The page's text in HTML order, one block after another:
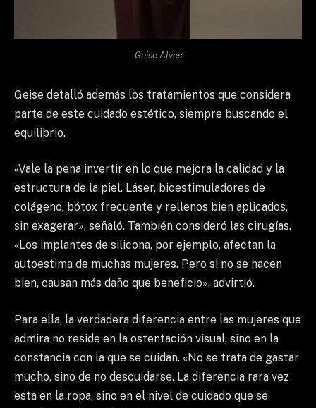
Geise Alves
Geise detalló además los tratamientos que considera
parte de este cuidado estético, siempre buscando el
equilibrio.
«Vale la pena invertir en lo que mejora la calidad y la
estructura de la piel. Láser, bioestimuladores de
colágeno, bótox frecuente y rellenos bien aplicados,
sin exagerar», señaló. También consideró las cirugías.
«Los implantes de silicona, por ejemplo, afectan la
autoestima de muchas mujeres. Pero si no se hacen
bien, causan más daño que beneficio», advirtió.
Para ella, la verdadera diferencia entre las mujeres que
admira no reside en la ostentación visual, sino en la
constancia con la que se cuidan. «No se trata de gastar
mucho, sino de no descuidarse. La diferencia rara vez
está en la ropa, sino en el nivel de cuidado que se